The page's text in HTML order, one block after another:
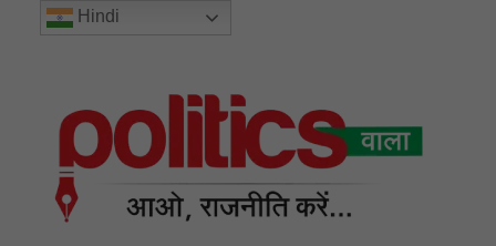
Hindi